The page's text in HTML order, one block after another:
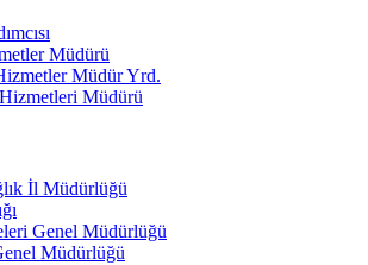
Müdürü
Müdür Yrd.
Müdürü
İl Müdürlüğü
Genel Müdürlüğü
Müdürlüğü